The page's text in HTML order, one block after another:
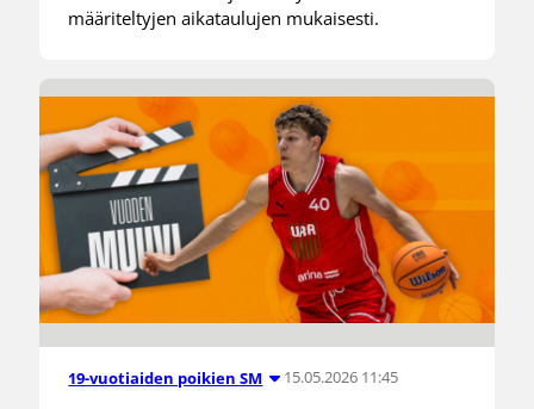
määriteltyjen aikataulujen mukaisesti.
19-vuotiaiden poikien SM 15.05.2026 11:45